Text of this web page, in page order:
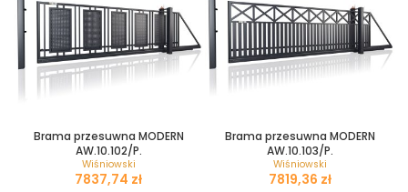
Brama przesuwna MODERN
AW.10.102/P.
Wiśniowski
zł
Brama przesuwna MODERN
AW.10.103/P.
Wiśniowski
zł